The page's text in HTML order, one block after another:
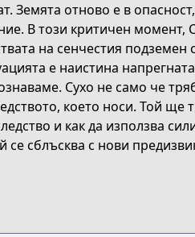
1ddf04df2039
ragnarok
Земята отново е в
В този критичен момент,
на сенчестия подземен
е наистина
Сухо не само че
което носи. Той
и как да използва
се сблъсква с нови